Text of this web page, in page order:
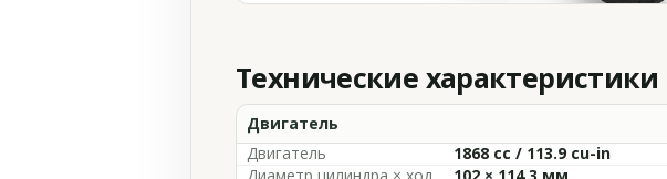
Технические характеристики
Двигатель
Двигатель
1868 cc / 113.9 cu-in